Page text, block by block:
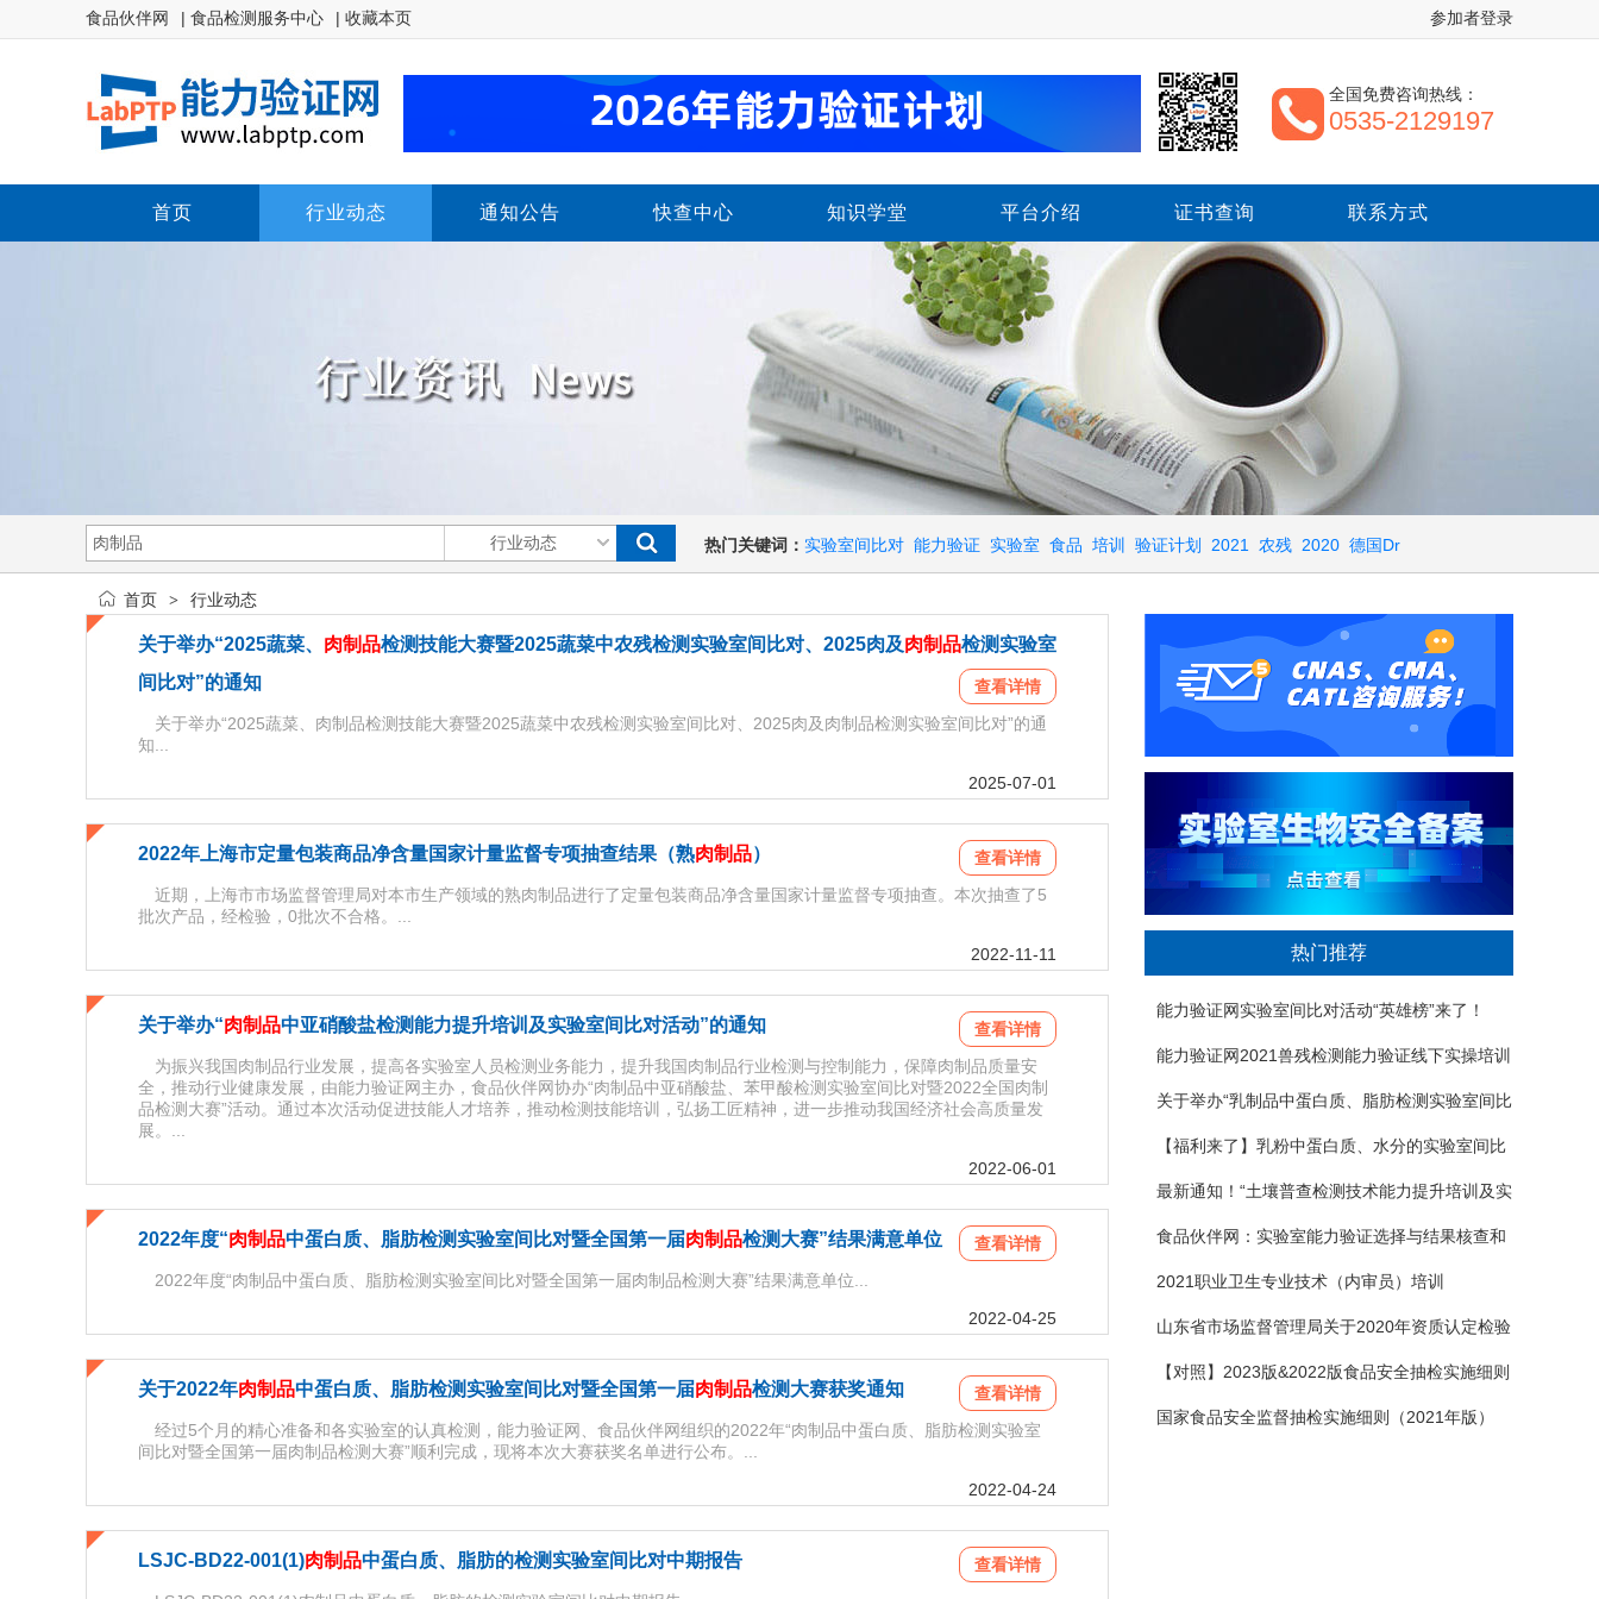
参加者登录
食品伙伴网 | 食品检测服务中心 | 收藏本页
全国免费咨询热线：
0535-2129197
首页 行业动态 通知公告 快查中心 知识学堂 平台介绍 证书查询 联系方式
热门关键词： 实验室间比对 能力验证 实验室 食品 培训 验证计划 2021 农残 2020 德国Dr
首页 > 行业动态
关于举办“2025蔬菜、 肉制品检测技能大赛暨2025蔬菜中农残检测实验室间比对、2025肉及肉制品检测实验室
间比对”的通知
查看详情
关于举办“2025蔬菜、肉制品检测技能大赛暨2025蔬菜中农残检测实验室间比对、2025肉及肉制品检测实验室间比对”的通
知...
2025-07-01
2022年上海市定量包装商品净含量国家计量监督专项抽查结果（熟肉制品）
查看详情
近期，上海市市场监督管理局对本市生产领域的熟肉制品进行了定量包装商品净含量国家计量监督专项抽查。本次抽查了5
批次产品，经检验，0批次不合格。...
2022-11-11
关于举办“肉制品中亚硝酸盐检测能力提升培训及实验室间比对活动”的通知
查看详情
为振兴我国肉制品行业发展，提高各实验室人员检测业务能力，提升我国肉制品行业检测与控制能力，保障肉制品质量安
全，推动行业健康发展，由能力验证网主办，食品伙伴网协办“肉制品中亚硝酸盐、苯甲酸检测实验室间比对暨2022全国肉制
品检测大赛”活动。通过本次活动促进技能人才培养，推动检测技能培训，弘扬工匠精神，进一步推动我国经济社会高质量发
展。...
2022-06-01
2022年度“肉制品中蛋白质、脂肪检测实验室间比对暨全国第一届肉制品检测大赛”结果满意单位
查看详情
2022年度“肉制品中蛋白质、脂肪检测实验室间比对暨全国第一届肉制品检测大赛”结果满意单位...
2022-04-25
关于2022年肉制品中蛋白质、脂肪检测实验室间比对暨全国第一届肉制品检测大赛获奖通知
查看详情
经过5个月的精心准备和各实验室的认真检测，能力验证网、食品伙伴网组织的2022年“肉制品中蛋白质、脂肪检测实验室
间比对暨全国第一届肉制品检测大赛”顺利完成，现将本次大赛获奖名单进行公布。...
2022-04-24
LSJC-BD22-001(1)肉制品中蛋白质、脂肪的检测实验室间比对中期报告
查看详情
热门推荐
能力验证网实验室间比对活动“英雄榜”来了！
（持续更新中）
能力验证网2021兽残检测能力验证线下实操培训
班 开始报名啦
关于举办“乳制品中蛋白质、脂肪检测实验室间比
对暨全国第一届乳制品检测大赛”的通知
【福利来了】乳粉中蛋白质、水分的实验室间比
对（转发免费）
最新通知！“土壤普查检测技术能力提升培训及实
验室对标比对活动”
食品伙伴网：实验室能力验证选择与结果核查和
利用 线上培训（免费）
2021职业卫生专业技术（内审员）培训
山东省市场监督管理局关于2020年资质认定检验
检测机构能力验证结果（一次能力验证）的通知
【对照】2023版&2022版食品安全抽检实施细则
检验项目变化汇总分析！
国家食品安全监督抽检实施细则（2021年版）